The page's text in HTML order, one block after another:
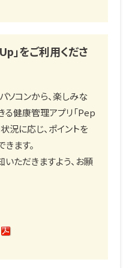
」をご利用くださ
ソコンから、楽しみな
る健康管理アプリ「Pep
況に応じ、ポイントを
ます。
ただきますよう、お願